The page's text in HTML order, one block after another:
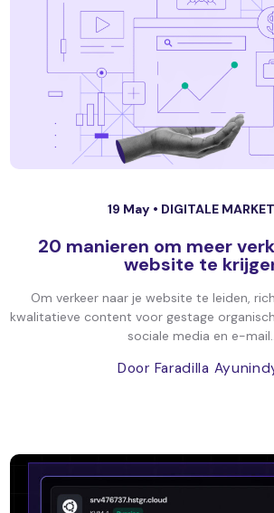
19 May • DIGITALE
20 manieren om meer
website te
Om verkeer naar je website te leiden,
kwalitatieve content voor gestage
sociale media en e-
Door Faradilla